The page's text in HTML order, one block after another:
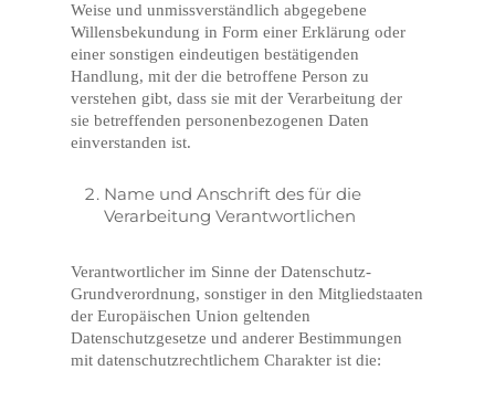
Weise und unmissverständlich abgegebene
Willensbekundung in Form einer Erklärung oder
einer sonstigen eindeutigen bestätigenden
Handlung, mit der die betroffene Person zu
verstehen gibt, dass sie mit der Verarbeitung der
sie betreffenden personenbezogenen Daten
einverstanden ist.
Name und Anschrift des für die
Verarbeitung Verantwortlichen
Verantwortlicher im Sinne der Datenschutz-
Grundverordnung, sonstiger in den Mitgliedstaaten
der Europäischen Union geltenden
Datenschutzgesetze und anderer Bestimmungen
mit datenschutzrechtlichem Charakter ist die: